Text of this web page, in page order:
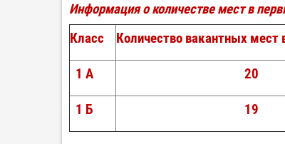
Информация о количестве мест в
Класс
Количество вакантных
1 А 20
1 Б 19